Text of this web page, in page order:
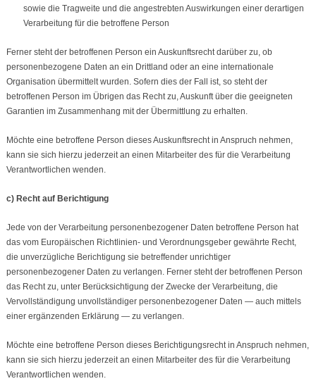
sowie die Tragweite und die angestrebten Auswirkungen einer derartigen
Verarbeitung für die betroffene Person
Ferner steht der betroffenen Person ein Auskunftsrecht darüber zu, ob
personenbezogene Daten an ein Drittland oder an eine internationale
Organisation übermittelt wurden. Sofern dies der Fall ist, so steht der
betroffenen Person im Übrigen das Recht zu, Auskunft über die geeigneten
Garantien im Zusammenhang mit der Übermittlung zu erhalten.
Möchte eine betroffene Person dieses Auskunftsrecht in Anspruch nehmen,
kann sie sich hierzu jederzeit an einen Mitarbeiter des für die Verarbeitung
Verantwortlichen wenden.
c) Recht auf Berichtigung
Jede von der Verarbeitung personenbezogener Daten betroffene Person hat
das vom Europäischen Richtlinien- und Verordnungsgeber gewährte Recht,
die unverzügliche Berichtigung sie betreffender unrichtiger
personenbezogener Daten zu verlangen. Ferner steht der betroffenen Person
das Recht zu, unter Berücksichtigung der Zwecke der Verarbeitung, die
Vervollständigung unvollständiger personenbezogener Daten — auch mittels
einer ergänzenden Erklärung — zu verlangen.
Möchte eine betroffene Person dieses Berichtigungsrecht in Anspruch nehmen,
kann sie sich hierzu jederzeit an einen Mitarbeiter des für die Verarbeitung
Verantwortlichen wenden.